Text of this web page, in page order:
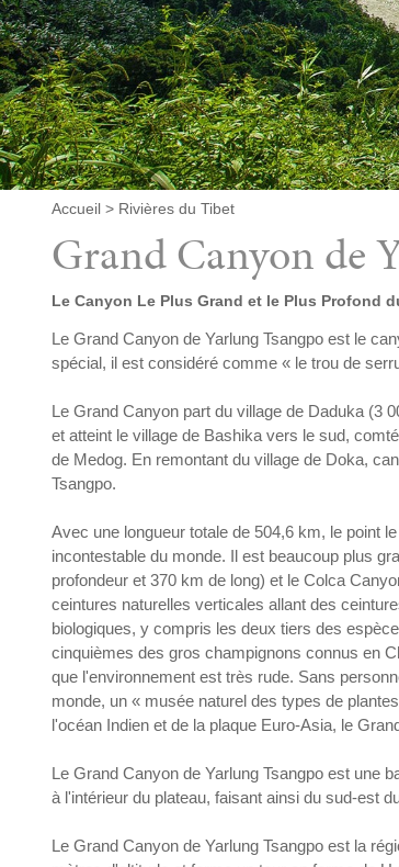
Accueil > Rivières du Tibet
Grand Canyon de
Le Canyon Le Plus Grand et le Plus Profond
Le Grand Canyon de Yarlung Tsangpo est le
spécial, il est considéré comme « le trou de
Le Grand Canyon part du village de Daduka (3
et atteint le village de Bashika vers le sud,
de Medog. En remontant du village de Doka,
Tsangpo.
Avec une longueur totale de 504,6 km, le point
incontestable du monde. Il est beaucoup plus
profondeur et 370 km de long) et le Colca
ceintures naturelles verticales allant des
biologiques, y compris les deux tiers des
cinquièmes des gros champignons connus en
que l'environnement est très rude. Sans
monde, un « musée naturel des types de
l'océan Indien et de la plaque Euro-Asia, le
Le Grand Canyon de Yarlung Tsangpo est une
à l'intérieur du plateau, faisant ainsi du sud-est
Le Grand Canyon de Yarlung Tsangpo est la